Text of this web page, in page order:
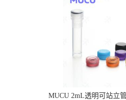
MUCU 2mL透明可站立